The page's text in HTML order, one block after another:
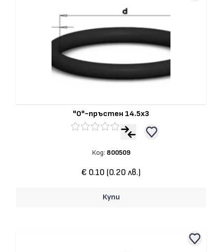
"О"-пръстен 14.5x3
Код: 800509
€ 0.10 (0.20 лв.)
Купи